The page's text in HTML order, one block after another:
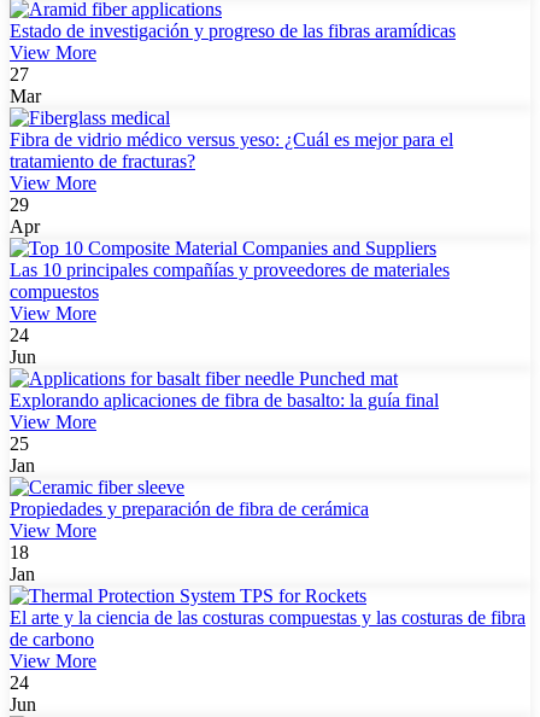
Estado de investigación y progreso de las fibras aramídicas
View More
27
Mar
Fibra de vidrio médico versus yeso: ¿Cuál es mejor para el
tratamiento de fracturas?
View More
29
Apr
Las 10 principales compañías y proveedores de materiales
compuestos
View More
24
Jun
Explorando aplicaciones de fibra de basalto: la guía final
View More
25
Jan
Propiedades y preparación de fibra de cerámica
View More
18
Jan
El arte y la ciencia de las costuras compuestas y las costuras de fibra
de carbono
View More
24
Jun